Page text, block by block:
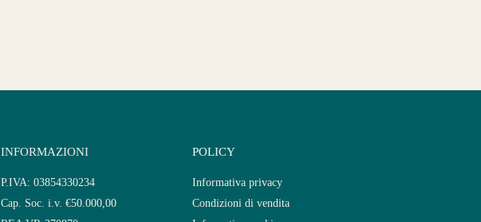
INFORMAZIONI
P.IVA: 03854330234
Cap. Soc. i.v. €50.000,00
POLICY
Informativa privacy
Condizioni di vendita